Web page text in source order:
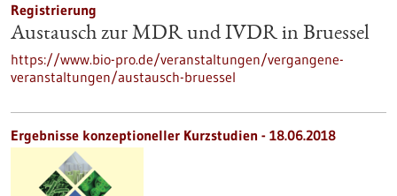
Registrierung
Austausch zur MDR und IVDR in Bruessel
https://www.bio-pro.de/veranstaltungen/vergangene-
veranstaltungen/austausch-bruessel
Ergebnisse konzeptioneller Kurzstudien - 18.06.2018